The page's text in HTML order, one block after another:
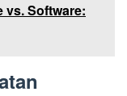
vs. Software: